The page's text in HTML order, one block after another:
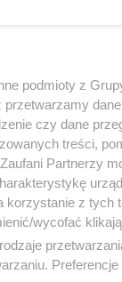
podmioty z
czy dane
treści,
Partnerzy
z tych
wycofać